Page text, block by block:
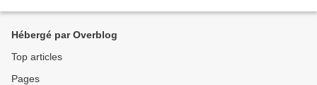
Hébergé par Overblog
Top articles
Pages